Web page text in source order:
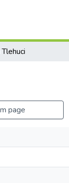
Tlehuci
page